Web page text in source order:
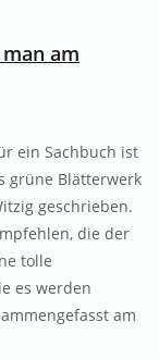
am
ein Sachbuch ist
grüne Blätterwerk
geschrieben.
die der
tolle
es werden
am